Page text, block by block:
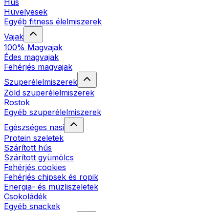
Hús
Hüvelyesek
Egyéb fitness élelmiszerek
Vajak
100% Magvajak
Édes magvajak
Fehérjés magvajak
Szuperélelmiszerek
Zöld szuperélelmiszerek
Rostok
Egyéb szuperélelmiszerek
Egészséges nasi
Protein szeletek
Szárított hús
Szárított gyümölcs
Fehérjés cookies
Fehérjés chipsek és ropik
Energia- és müzliszeletek
Csokoládék
Egyéb snackek